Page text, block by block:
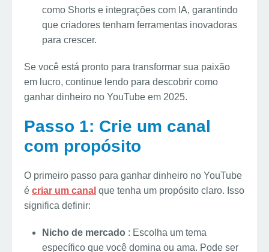
como Shorts e integrações com IA, garantindo
que criadores tenham ferramentas inovadoras
para crescer.
Se você está pronto para transformar sua paixão
em lucro, continue lendo para descobrir como
ganhar dinheiro no YouTube em 2025.
Passo 1: Crie um canal
com propósito
O primeiro passo para ganhar dinheiro no YouTube
é criar um canal que tenha um propósito claro. Isso
significa definir:
Nicho de mercado : Escolha um tema
específico que você domina ou ama. Pode ser